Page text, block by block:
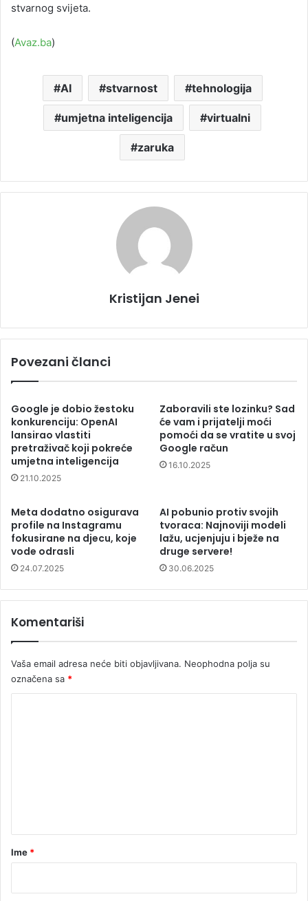
stvarnog svijeta.
(Avaz.ba)
AI stvarnost tehnologija
umjetna inteligencija virtualni
zaruka
Kristijan Jenei
Povezani članci
Google je dobio žestoku
konkurenciju: OpenAI
lansirao vlastiti
pretraživač koji pokreće
umjetna inteligencija
21.10.2025
Zaboravili ste lozinku? Sad
će vam i prijatelji moći
pomoći da se vratite u svoj
Google račun
16.10.2025
Meta dodatno osigurava
profile na Instagramu
fokusirane na djecu, koje
vode odrasli
24.07.2025
AI pobunio protiv svojih
tvoraca: Najnoviji modeli
lažu, ucjenjuju i bježe na
druge servere!
30.06.2025
Komentariši
Vaša email adresa neće biti objavljivana. Neophodna polja su
označena sa *
rIme *